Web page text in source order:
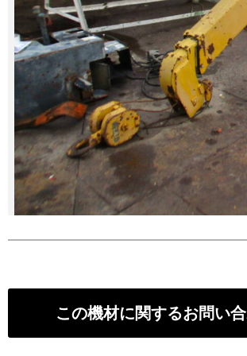
この機材に関するお問い